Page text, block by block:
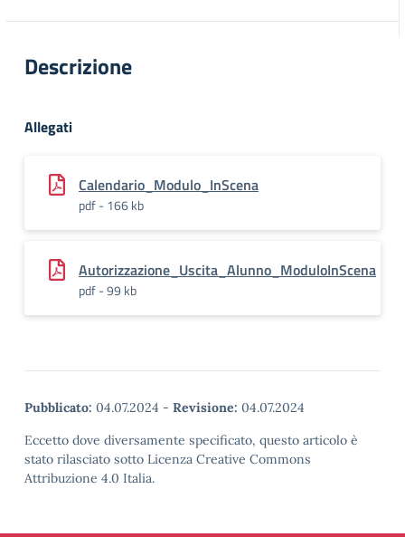
Descrizione
Allegati
Calendario_Modulo_InScena
pdf - 166 kb
Autorizzazione_Uscita_Alunno_ModuloInScena
pdf - 99 kb
Pubblicato: 04.07.2024 - Revisione: 04.07.2024
Eccetto dove diversamente specificato, questo articolo è
stato rilasciato sotto Licenza Creative Commons
Attribuzione 4.0 Italia.